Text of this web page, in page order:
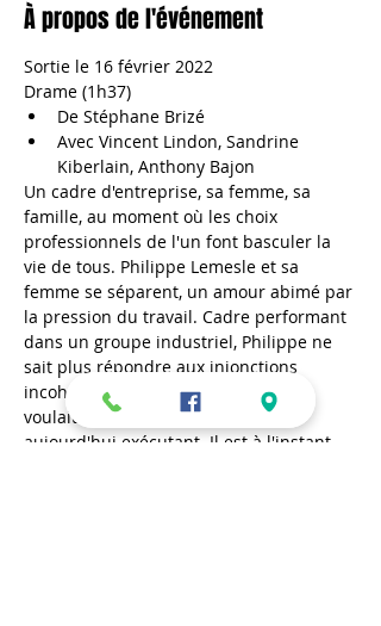
À propos de l'événement
Sortie le 16 février 2022
Drame (1h37)
De Stéphane Brizé
Avec Vincent Lindon, Sandrine
Kiberlain, Anthony Bajon
Un cadre d'entreprise, sa femme, sa
famille, au moment où les choix
professionnels de l'un font basculer la
vie de tous. Philippe Lemesle et sa
femme se séparent, un amour abimé par
la pression du travail. Cadre performant
dans un groupe industriel, Philippe ne
sait plus répondre aux injonctions
incohérentes de sa direction. On le
voulait hier dirigeant, on le veut
aujourd'hui exécutant. Il est à l'instant